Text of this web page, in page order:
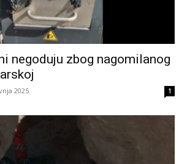
negoduju zbog nagomilanog
2025. 1